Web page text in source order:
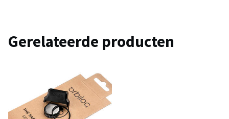
Gerelateerde producten